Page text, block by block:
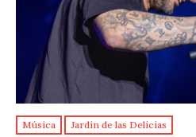
Música Jardín de las Delicias